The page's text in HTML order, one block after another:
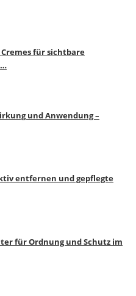
für sichtbare
und Anwendung –
entfernen und gepflegte
für Ordnung und Schutz im